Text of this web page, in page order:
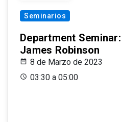
Seminarios
Department Seminar:
James Robinson
8 de Marzo de 2023
03:30 a 05:00